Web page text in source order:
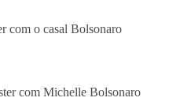
com o casal Bolsonaro